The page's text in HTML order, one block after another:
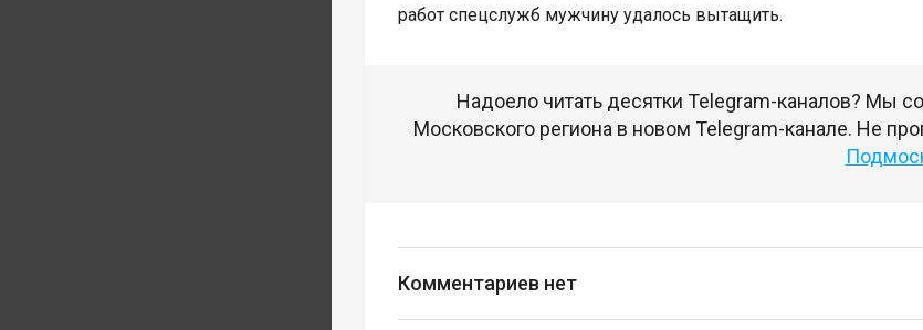
работ спецслужб мужчину удалось вытащить.
Надоело читать десятки Telegram-каналов? Мы
Московского региона в новом Telegram-канале. Не
Комментариев нет